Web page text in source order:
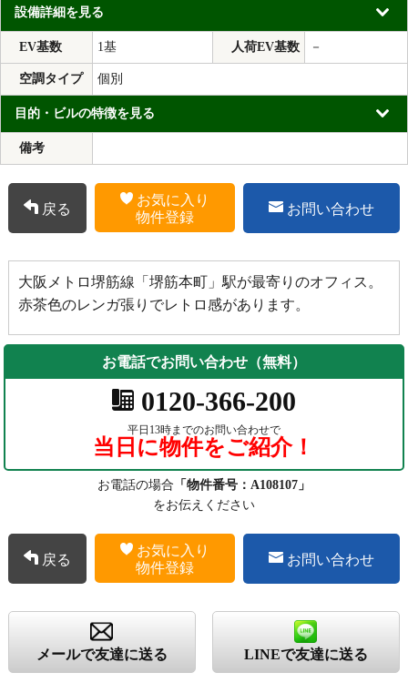
設備詳細を見る
EV基数 1基 人荷EV基数 －
空調タイプ 個別
目的・ビルの特徴を見る
備考
戻る
お気に入り
物件登録
お問い合わせ
大阪メトロ堺筋線「堺筋本町」駅が最寄りのオフィス。
赤茶色のレンガ張りでレトロ感があります。
お電話でお問い合わせ（無料）
0120-366-200
平日13時までのお問い合わせで
当日に物件をご紹介！
お電話の場合 「物件番号：A108107」
をお伝えください
戻る
お気に入り
物件登録
お問い合わせ
メールで友達に送る LINEで友達に送る